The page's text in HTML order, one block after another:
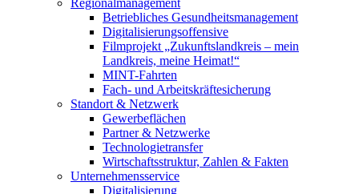
Regionalmanagement
Betriebliches Gesundheitsmanagement
Digitalisierungsoffensive
Filmprojekt „Zukunftslandkreis – mein
Landkreis, meine Heimat!“
MINT-Fahrten
Fach- und Arbeitskräftesicherung
Standort & Netzwerk
Gewerbeflächen
Partner & Netzwerke
Technologietransfer
Wirtschaftsstruktur, Zahlen & Fakten
Unternehmensservice
Digitalisierung